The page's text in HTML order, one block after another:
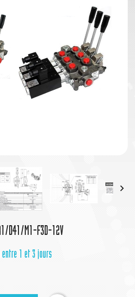

D41/M1-F3D-12V
1 et 3 jours